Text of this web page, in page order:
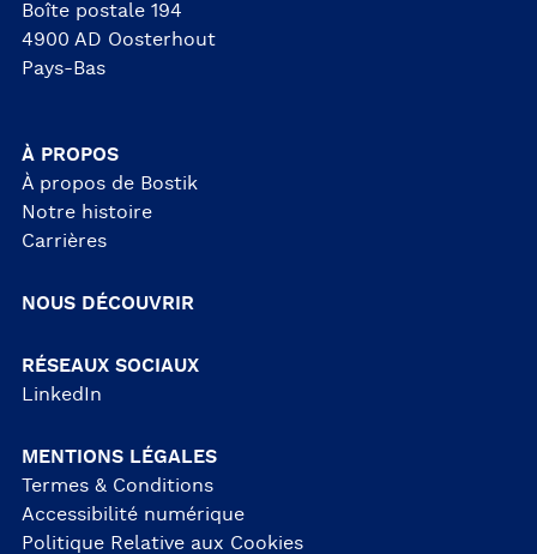
Boîte postale 194
4900 AD Oosterhout
Pays-Bas
À PROPOS
À propos de Bostik
Notre histoire
Carrières
NOUS DÉCOUVRIR
RÉSEAUX SOCIAUX
LinkedIn
MENTIONS LÉGALES
Termes & Conditions
Accessibilité numérique
Politique Relative aux Cookies